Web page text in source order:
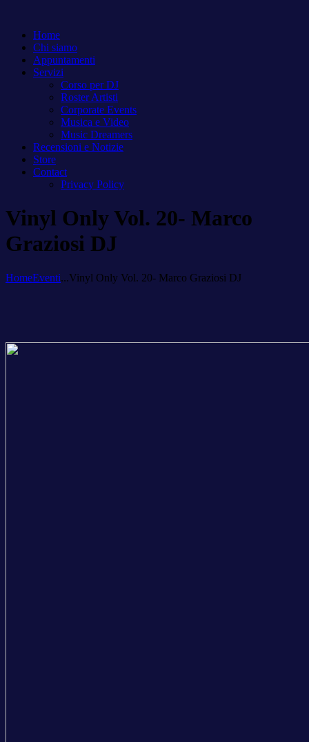
Home
Chi siamo
Appuntamenti
Servizi
Corso per DJ
Roster Artisti
Corporate Events
Musica e Video
Music Dreamers
Recensioni e Notizie
Store
Contact
Privacy Policy
Vinyl Only Vol. 20- Marco
Graziosi DJ
HomeEventi...Vinyl Only Vol. 20- Marco Graziosi DJ